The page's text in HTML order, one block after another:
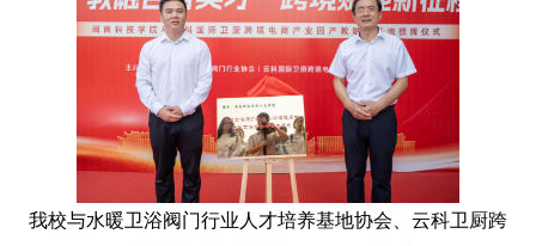
我校与水暖卫浴阀门行业人才培养基地协会、云科卫厨跨